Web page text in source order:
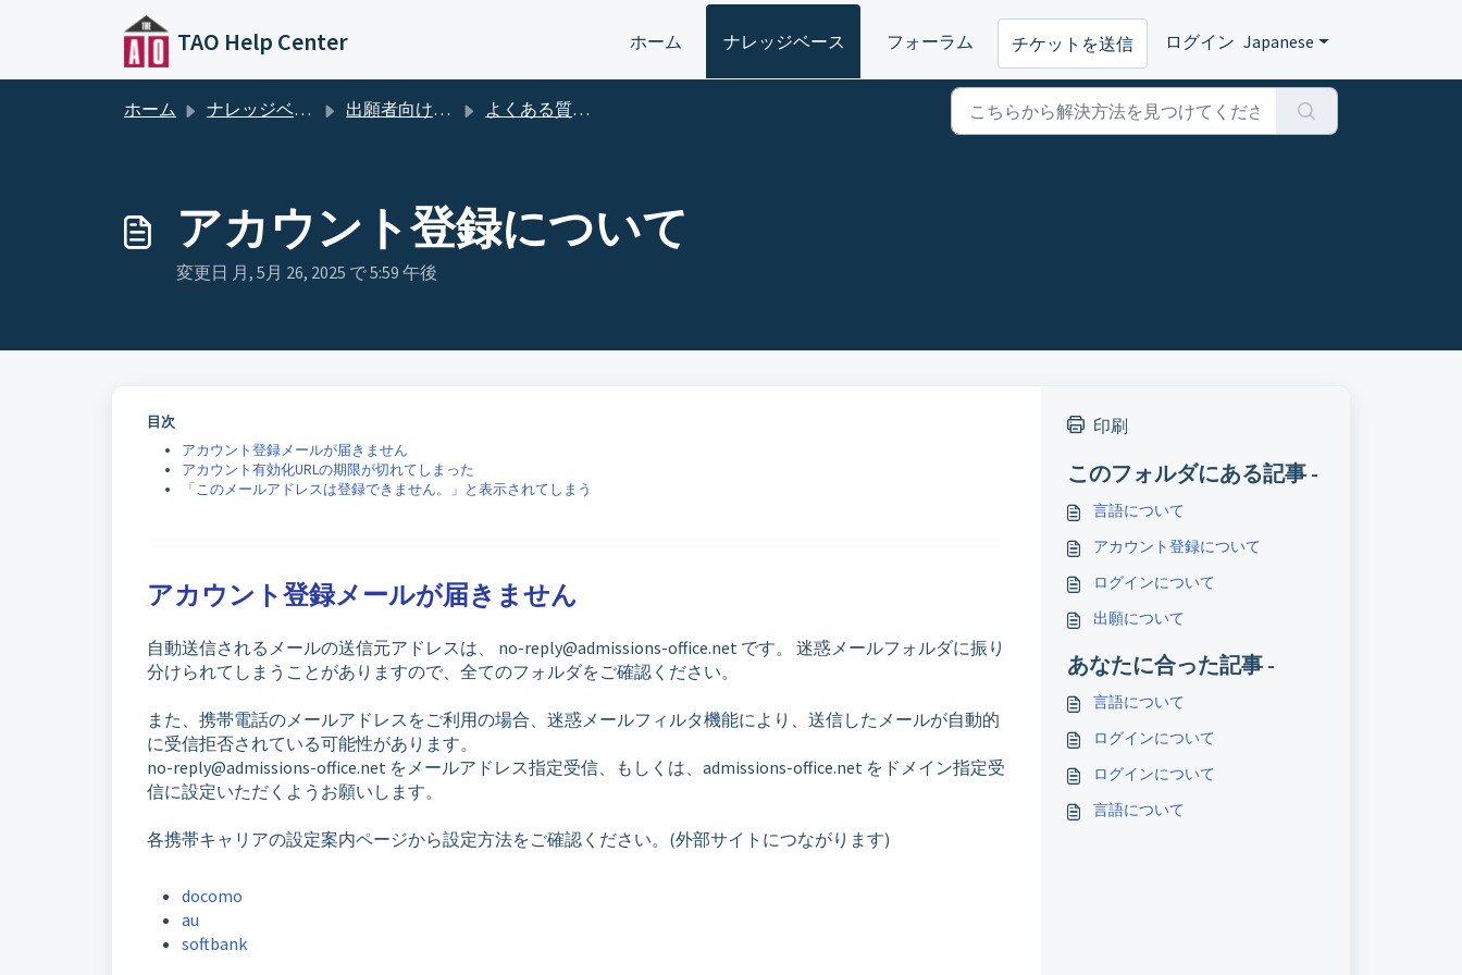
メインコンテンツに移動
TAO Help Center ホーム ナレッジベース フォーラム チケットを送信 ログイン Japanese
ホーム ナレッジベース 出願者向けヘルプ よくある質問（出願者）
アカウント登録について
変更日 月, 5月 26, 2025 で 5:59 午後
目次
アカウント登録メールが届きません
アカウント有効化URLの期限が切れてしまった
「このメールアドレスは登録できません。」と表示されてしまう
アカウント登録メールが届きません
自動送信されるメールの送信元アドレスは、 no-reply@admissions-office.net です。 迷惑メールフォルダに振り
分けられてしまうことがありますので、全てのフォルダをご確認ください。
また、携帯電話のメールアドレスをご利用の場合、迷惑メールフィルタ機能により、送信したメールが自動的
に受信拒否されている可能性があります。
no-reply@admissions-office.net をメールアドレス指定受信、もしくは、admissions-office.net をドメイン指定受
信に設定いただくようお願いします。
各携帯キャリアの設定案内ページから設定方法をご確認ください。(外部サイトにつながります)
docomo
au
softbank
印刷
このフォルダにある記事 -
言語について
アカウント登録について
ログインについて
出願について
あなたに合った記事 -
言語について
ログインについて
ログインについて
言語について